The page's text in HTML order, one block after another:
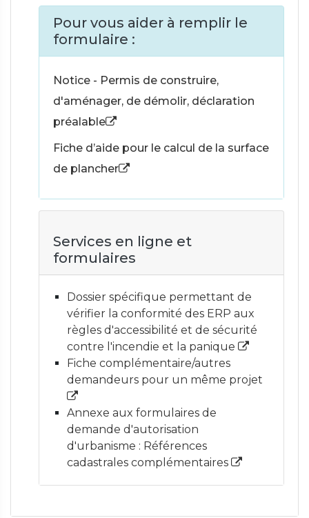
Pour vous aider à remplir le
formulaire :
Notice - Permis de construire,
d'aménager, de démolir, déclaration
préalable
Fiche d’aide pour le calcul de la surface
de plancher
Services en ligne et
formulaires
Dossier spécifique permettant de
vérifier la conformité des ERP aux
règles d'accessibilité et de sécurité
contre l'incendie et la panique
Fiche complémentaire/autres
demandeurs pour un même projet
Annexe aux formulaires de
demande d'autorisation
d'urbanisme : Références
cadastrales complémentaires